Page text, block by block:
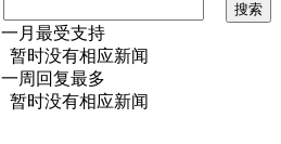
搜索
一月最受支持
暂时没有相应新闻
一周回复最多
暂时没有相应新闻